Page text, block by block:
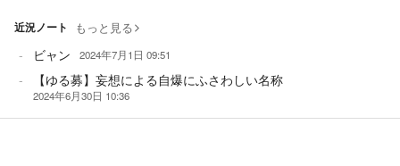
近況ノート もっと見る
ビャン 2024年7月1日 09:51
【ゆる募】妄想による自爆にふさわしい名称
2024年6月30日 10:36